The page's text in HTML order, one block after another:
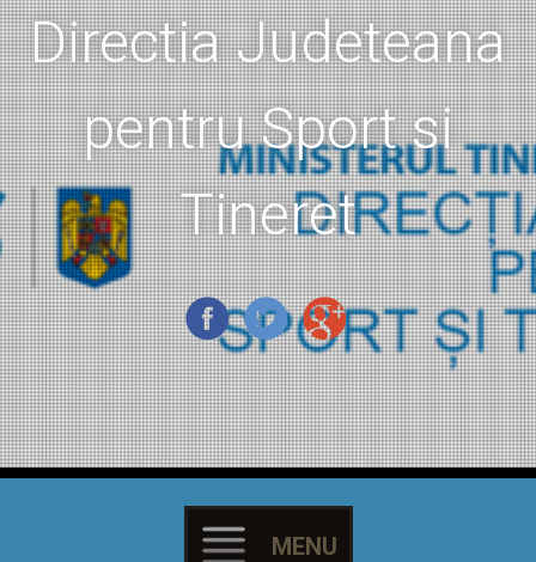
Directia Judeteana
pentru Sport si
Tineret
MENU